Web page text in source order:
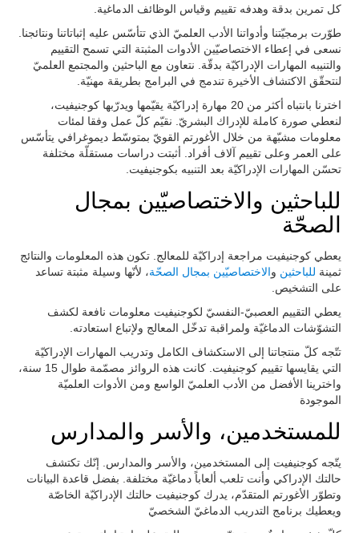
كل تمرين بدقة وهدفه تقييم وقياس الوظائف الدماغية.
طوّرت برمجيّتنا وأدواتنا الأدب العلميّ الذي تتأسّس عليه إثباتاتنا ونتائجنا.
نسعى في إعطاء الاختصاصيّين الأدوات المثبتة التي تسمح التقييم
والتنيبه المهارات الإدراكيّة بدقّة. نتعاون مع الباحثين والمجتمع العلميّ
لنتحقّق الاكتشاف الأخيرة تندمج في البرامج بطريقة مهنيّة.
اخترنا بانتباه أكثر من 20 مهارة إدراكيّة يقيّمها ويدرّبها كوجنيفيت،
لنعطي صورة كاملة للإدراك البشريّ. نقيّم كلّ عمل وفقا لمئات
معلومات مشبّهة من خلال الأغورتم القويّ بمتوسّط ديموغرافي يتأسّس
على العمر وعلى تقييم آلاف أفراد. أثبتت دراسات مستقلّة مختلفة
تحسّن المهارات الإدراكيّة بعد التنبيه بكوجنيفيت.
للباحثين والاختصاصيّين بمجال
الصحّة
يعطي كوجنيفيت مراجعة إدراكيّة للمعالج. تكون هذه المعلومات والنتائج
ثمينة للباحثين والاختصاصيّين بمجال الصحّة، لأنّها وسيلة مثبتة تساعد
على التشخيص.
يعطي التقييم العصبيّ-النفسيّ لكوجنيفيت معلومات نافعة لكشف
التشوّشات الدماغيّة ولمراقبة تدخّل المعالج ولإتباع استعادته.
تتّجه كلّ منتجاتنا إلى الاستكشاف الكامل وتدريب المهارات الإدراكيّة
التي يقايسها تقييم كوجنيفيت. كانت هذه الروائز مصمّمة طوال 15 سنة،
واخترينا الأفضل من الأدب العلميّ الواسع ومن الأدوات العلميّة
الموجودة
للمستخدمين، والأسر والمدارس
يتّجه كوجنيفيت إلى المستخدمين، والأسر والمدارس. إنّك تكتشف
حالتك الإدراكي وأنت تلعب ألعاباً دماغيّة مختلفة. بفضل قاعدة البيانات
وتطوّر الأغورتم المتقدّم، يدرك كوجنيفيت حالتك الإدراكيّة الخاصّة
ويعطيك برنامج التدريب الدماغيّ الشخصيّ